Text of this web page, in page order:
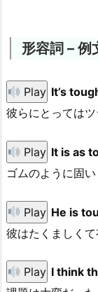
形容詞 – 例
Play It’s
彼らにとっては
Play It is as
ゴムのように固い
Play He is
彼はたくましく
Play I think